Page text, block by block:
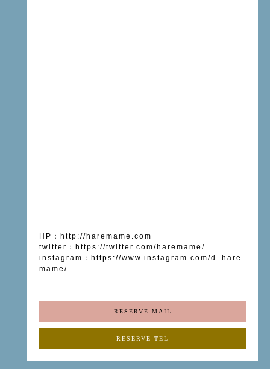
HP ： http://haremame.com
twitter ： https://twitter.com/haremame/
instagram ： https://www.instagram.com/d_hare
mame/
RESERVE MAIL
RESERVE TEL